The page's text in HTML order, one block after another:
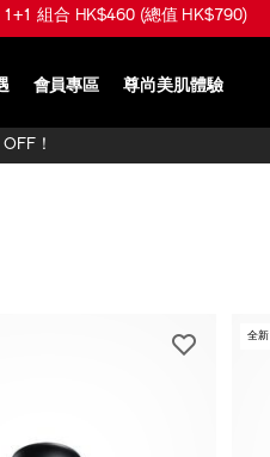
組合 HK$460 (總值 HK$790)
會員專區 尊尚美肌體驗
！
全新